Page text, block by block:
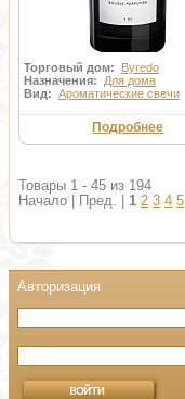
Торговый дом: Byredo
Назначения: Для дома
Вид: Ароматические свечи
Подробнее
Товары 1 - 45 из 194
Начало | Пред. | 1 2 3 4 5